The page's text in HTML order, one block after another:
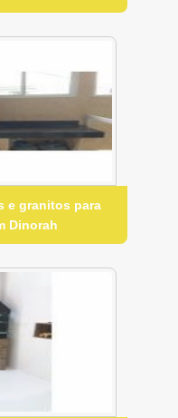
e granitos para
Dinorah